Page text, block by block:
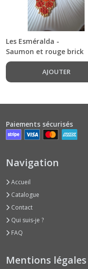
Les Esméralda -
Saumon et rouge brick
AJOUTER
Paiements sécurisés
Navigation
Accueil
Catalogue
Contact
Qui suis-je ?
FAQ
Mentions légales